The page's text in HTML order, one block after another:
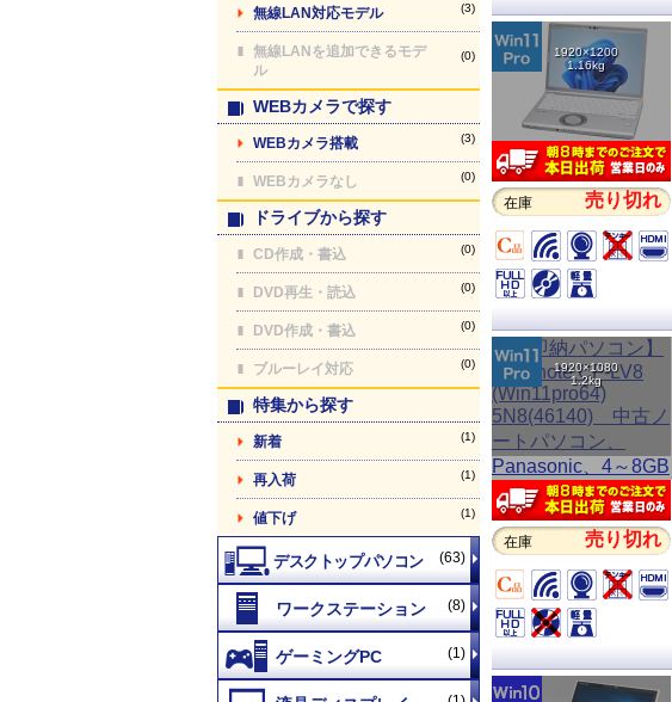
無線LAN対応モデル (3)
無線LANを追加できるモデ
ル
(0)
WEBカメラで探す
WEBカメラ搭載 (3)
WEBカメラなし (0)
ドライブから探す
CD作成・書込 (0)
DVD再生・読込 (0)
DVD作成・書込 (0)
ブルーレイ対応 (0)
特集から探す
新着 (1)
再入荷 (1)
値下げ (1)
(63)
(8)
(1)
1920×1200
1.16kg
在庫 売り切れ
1920×1080
1.2kg
在庫 売り切れ